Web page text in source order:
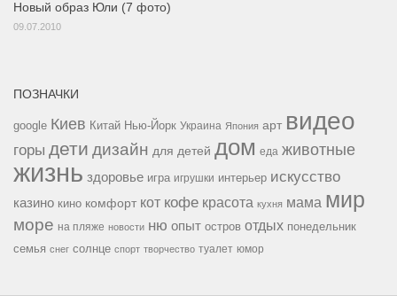
Новый образ Юли (7 фото)
09.07.2010
ПОЗНАЧКИ
google Киев Китай Нью-Йорк Украина Япония арт видео
горы дети дизайн для детей дом еда животные
жизнь здоровье игра игрушки интерьер искусство
казино кино комфорт кот кофе красота кухня мама мир
море на пляже новости ню опыт остров отдых понедельник
семья снег солнце спорт творчество туалет юмор